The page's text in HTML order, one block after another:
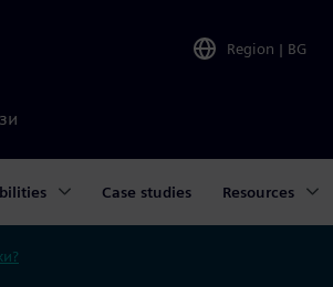
Region | BG
Case studies Resources